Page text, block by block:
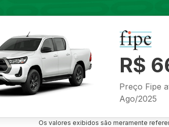
R$
Preço Fipe
Ago/2025
Os valores exibidos são meramente